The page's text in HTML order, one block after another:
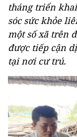
tháng triển
sóc sức khỏe
một số xã trên
được tiếp cận
tại nơi cư trú.